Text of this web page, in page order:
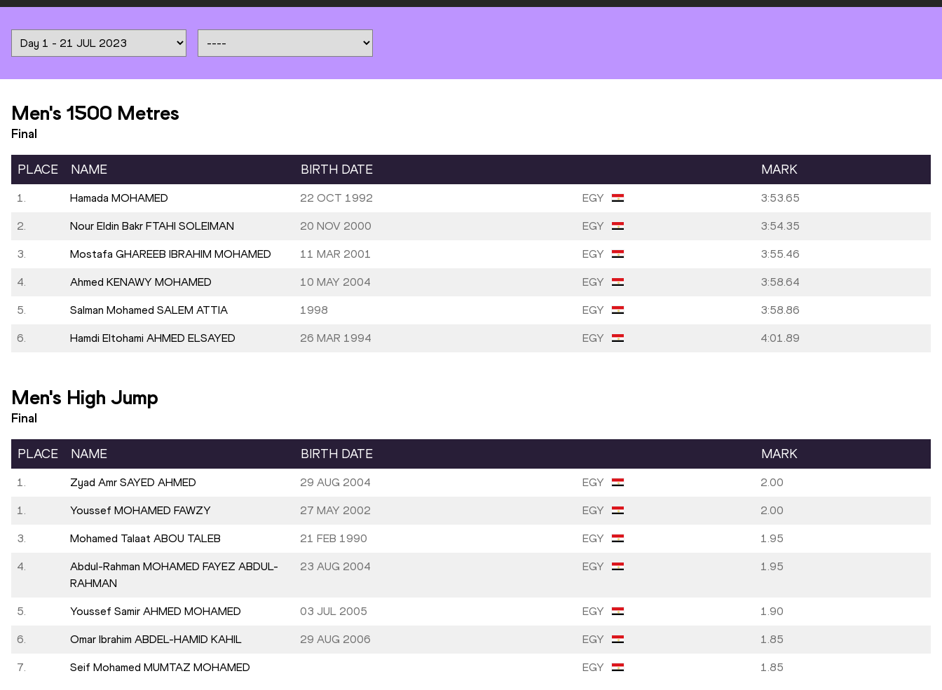
Men's 1500 Metres
Final
PLACE NAME BIRTH DATE MARK
1. Hamada MOHAMED 22 OCT 1992 EGY 3:53.65
2. Nour Eldin Bakr FTAHI SOLEIMAN 20 NOV 2000 EGY 3:54.35
3. Mostafa GHAREEB IBRAHIM MOHAMED 11 MAR 2001 EGY 3:55.46
4. Ahmed KENAWY MOHAMED 10 MAY 2004 EGY 3:58.64
5. Salman Mohamed SALEM ATTIA 1998 EGY 3:58.86
6. Hamdi Eltohami AHMED ELSAYED 26 MAR 1994 EGY 4:01.89
Men's High Jump
Final
PLACE NAME BIRTH DATE MARK
1. Zyad Amr SAYED AHMED 29 AUG 2004 EGY 2.00
1. Youssef MOHAMED FAWZY 27 MAY 2002 EGY 2.00
3. Mohamed Talaat ABOU TALEB 21 FEB 1990 EGY 1.95
4.
Abdul-Rahman MOHAMED FAYEZ ABDUL-
RAHMAN
23 AUG 2004 EGY 1.95
5. Youssef Samir AHMED MOHAMED 03 JUL 2005 EGY 1.90
6. Omar Ibrahim ABDEL-HAMID KAHIL 29 AUG 2006 EGY 1.85
7. Seif Mohamed MUMTAZ MOHAMED EGY 1.85